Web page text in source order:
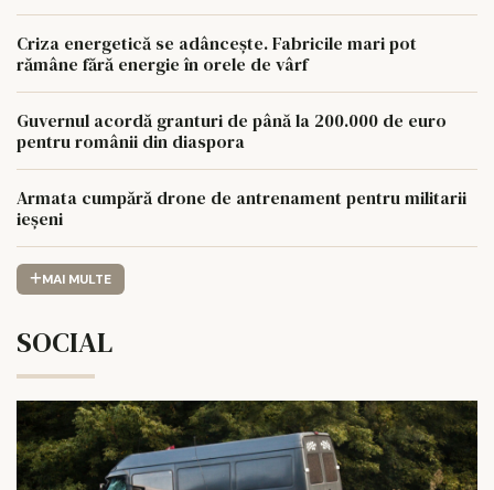
Criza energetică se adâncește. Fabricile mari pot
rămâne fără energie în orele de vârf
Guvernul acordă granturi de până la 200.000 de euro
pentru românii din diaspora
Armata cumpără drone de antrenament pentru militarii
ieșeni
MAI MULTE
SOCIAL